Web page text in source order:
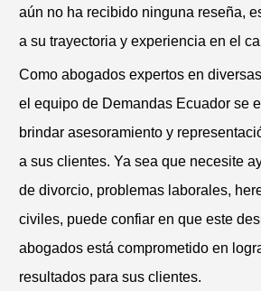
aún no ha recibido ninguna reseña,
a su trayectoria y experiencia en el
Como abogados expertos en
el equipo de Demandas Ecuador se
brindar asesoramiento y
a sus clientes. Ya sea que necesite
de divorcio, problemas laborales,
civiles, puede confiar en que este
abogados está comprometido en
resultados para sus clientes.